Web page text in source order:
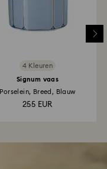
4 Kleuren
Signum vaas
Porselein, Breed, Blauw
255 EUR